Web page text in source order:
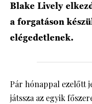
Blake Lively
a forgatáson
elégedetlenek.
Pár hónappal ezelőtt
játssza az egyik